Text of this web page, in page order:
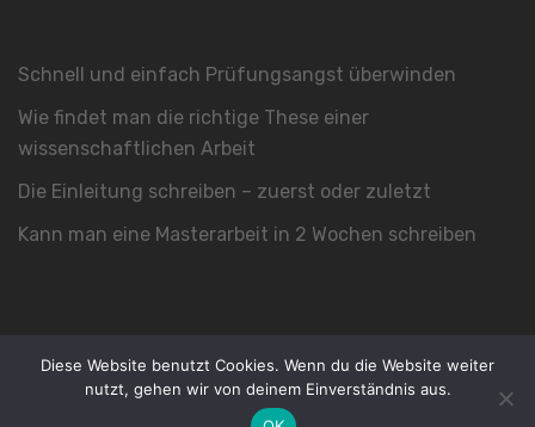
Schnell und einfach Prüfungsangst überwinden
Wie findet man die richtige These einer
wissenschaftlichen Arbeit
Die Einleitung schreiben – zuerst oder zuletzt
Kann man eine Masterarbeit in 2 Wochen schreiben
© 2026 by Nico Schmidt |Impressum
Diese Website benutzt Cookies. Wenn du die Website weiter
nutzt, gehen wir von deinem Einverständnis aus.